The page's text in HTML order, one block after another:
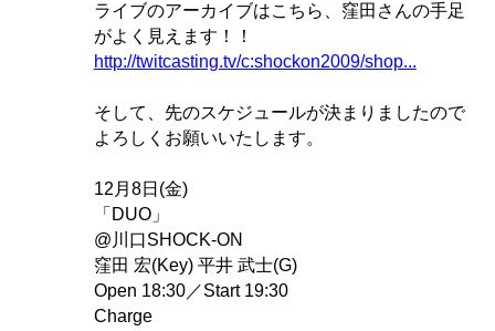
ライブのアーカイブはこちら、窪田さんの手足
がよく見えます！！
http://twitcasting.tv/c:shockon2009/shop...
そして、先のスケジュールが決まりましたので
よろしくお願いいたします。
12月8日(金)
「DUO」
@川口SHOCK-ON
窪田 宏(Key) 平井 武士(G)
Open 18:30／Start 19:30
Charge